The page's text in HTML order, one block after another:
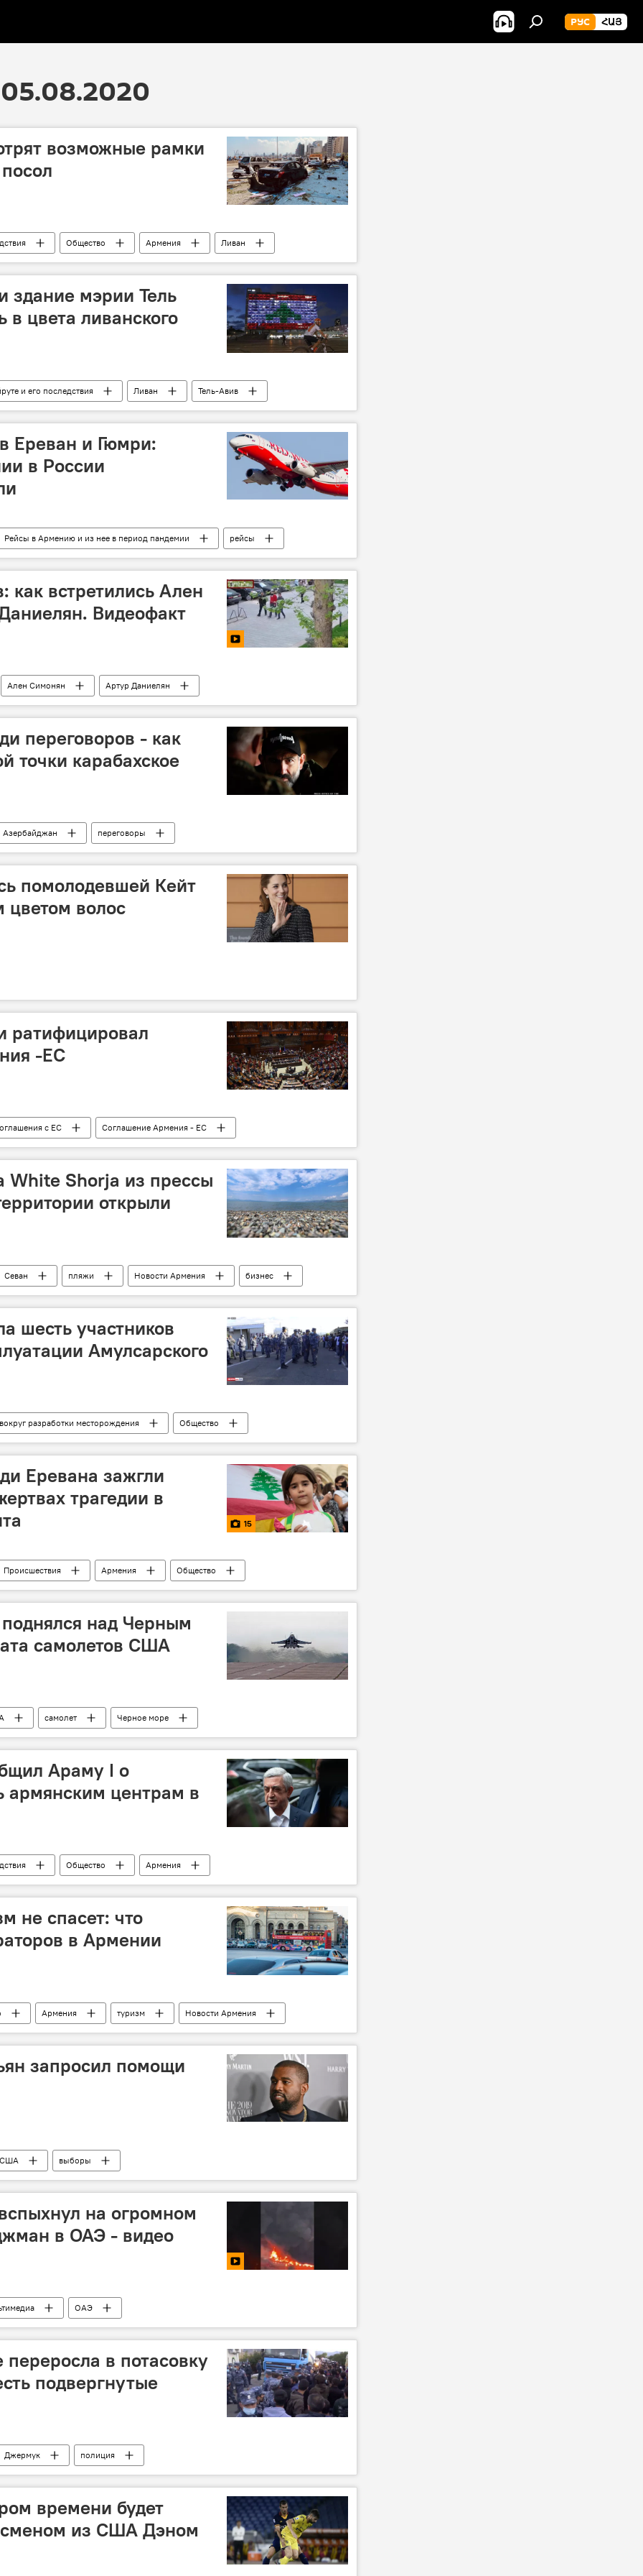
РУС ՀԱՅ
возможные рамки
Общество Армения
Ливан
здание мэрии Тель
в цвета ливанского
и его последствия Ливан
Тель-Авив
Ереван и Гюмри:
в России
Рейсы в Армению и из нее в период пандемии
рейсы
Гюмри
как встретились Ален
Видеофакт
Ален Симонян Артур Даниелян
переговоров - как
точки карабахское
Азербайджан
переговоры
помолодевшей Кейт
волос
ратифицировал
-ЕС
с ЕС Соглашение Армения - ЕС
White Shorja из прессы
открыли
Севан пляжи Новости Армения бизнес
шесть участников
Амулсарского
разработки месторождения
Общество
Новости Армения Амулсар акция
Еревана зажгли
трагедии в
15
Происшествия Армения
Общество
Ереван жертвы
трагедия
над Черным
самолетов США
самолет Черное море
Араму I о
армянским центрам в
Общество
Армения
не спасет: что
в Армении
Армения туризм
Новости Армения
запросил помощи
США выборы
на огромном
в ОАЭ - видео
ОАЭ
в потасовку
подвергнутые
Джермук
полиция
разработки месторождения
акция
времени будет
из США Дэном